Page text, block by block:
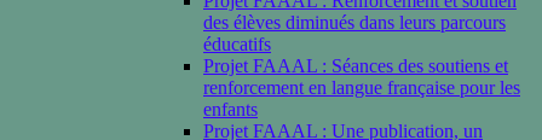
des élèves diminués dans leurs parcours
éducatifs
Projet FAAAL : Séances des soutiens et
renforcement en langue française pour les
enfants
Projet FAAAL : Une publication, un